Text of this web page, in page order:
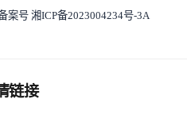
案号 湘ICP备2023004234号-3A
链接